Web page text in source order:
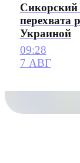
Сикорский
перехвата
Украиной
09:28
7 АВГ